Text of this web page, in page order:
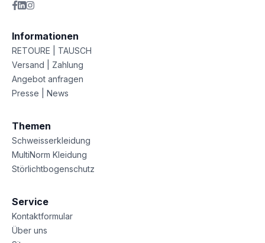
Informationen
RETOURE | TAUSCH
Versand | Zahlung
Angebot anfragen
Presse | News
Themen
Schweisserkleidung
MultiNorm Kleidung
Störlichtbogenschutz
Service
Kontaktformular
Über uns